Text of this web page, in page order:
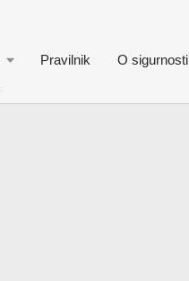
Pravilnik O sigurnosti